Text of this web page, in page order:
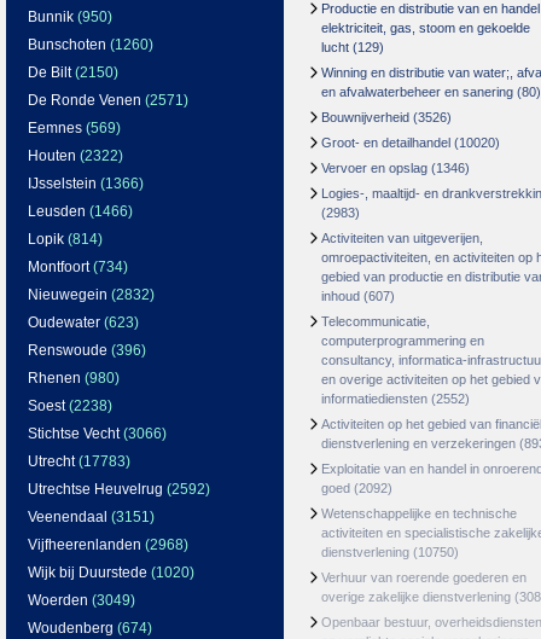
Bunnik (950)
Bunschoten (1260)
De Bilt(2150)
De Ronde Venen (2571)
Eemnes (569)
Houten (2322)
IJsselstein (1366)
Leusden (1466)
Lopik (814)
Montfoort(734)
Nieuwegein (2832)
Oudewater (623)
Renswoude (396)
Rhenen (980)
Soest(2238)
Stichtse Vecht(3066)
Utrecht(17783)
Utrechtse Heuvelrug (2592)
Veenendaal (3151)
Vijfheerenlanden (2968)
Wijk bij Duurstede (1020)
Woerden (3049)
Woudenberg (674)
Productie en distributie van en
elektriciteit, gas, stoom en gekoelde
lucht (129)
Winning en distributie van water;,
en afvalwaterbeheer en sanering (80)
Bouwnijverheid (3526)
Groot- en detailhandel (10020)
Vervoer en opslag (1346)
Logies-, maaltijd- en
(2983)
Activiteiten van uitgeverijen,
omroepactiviteiten, en activiteiten op
gebied van productie en distributie
inhoud (607)
Telecommunicatie,
computerprogrammering en
consultancy, informatica-
en overige activiteiten op het gebied
informatiediensten (2552)
Activiteiten op het gebied van
dienstverlening en verzekeringen
Exploitatie van en handel in
goed (2092)
Wetenschappelijke en technische
activiteiten en specialistische
dienstverlening (10750)
Verhuur van roerende goederen en
overige zakelijke dienstverlening
Openbaar bestuur, overheidsdiensten